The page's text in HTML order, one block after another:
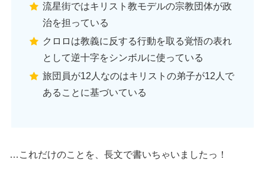
流星街ではキリスト教モデルの宗教団体が政
治を担っている
クロロは教義に反する行動を取る覚悟の表れ
として逆十字をシンボルに使っている
旅団員が12人なのはキリストの弟子が12人で
あることに基づいている
…これだけのことを、長文で書いちゃいましたっ！